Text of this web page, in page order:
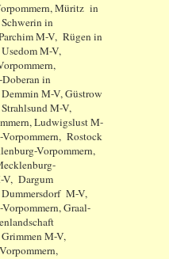
Müritz in
in
M-V, Rügen in
M-V,
in
M-V, Güstrow
M-V,
Ludwigslust M-
Rostock
Vorpommern,
V, Dargum
M-V,
Graal-
M-V,